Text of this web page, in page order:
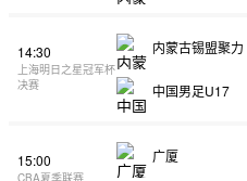
14:30
上海明日之星冠军杯
决赛
内蒙古锡盟聚力
中国男足U17
15:00
CBA夏季联赛
广厦